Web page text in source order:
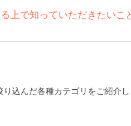
上で知っていただきたいこ
込んだ各種カテゴリをご紹介し